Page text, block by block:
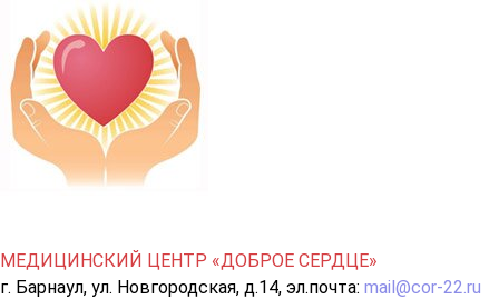
МЕДИЦИНСКИЙ ЦЕНТР «ДОБРОЕ СЕРДЦЕ»
г. Барнаул, ул. Новгородская, д.14, эл.почта: mail@cor-22.ru